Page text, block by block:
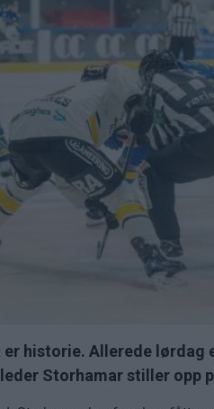
historie. Allerede lørdag
Storhamar stiller opp